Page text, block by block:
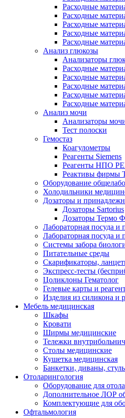
Расходные
Расходные
Расходные
Расходные
Расходные
Анализ глюкозы
Анализаторы
Расходные
Расходные
Расходные
Расходные
Расходные
Анализ мочи
Анализаторы
Тест полоски
Гемостаз
Коагулометры
Реагенты Siemens
Реагенты НПО
Реактивы фирмы
Оборудование
Холодильники
Дозаторы и
Дозаторы Sartorius
Дозаторы Термо
Лабораторная посуда и
Лабораторная посуда и
Системы забора
Питательные среды
Скарификаторы,
Экспресс-тесты
Цоликлоны Гематолог
Гелевые карты и
Изделия из силикона и
Мебель медицинская
Шкафы
Кровати
Ширмы медицинские
Тележки
Столы медицинские
Кушетка медицинская
Банкетки, диваны,
Отоларингология
Оборудование для
Дополнительное ЛОР
Комплектующие для
Офтальмология